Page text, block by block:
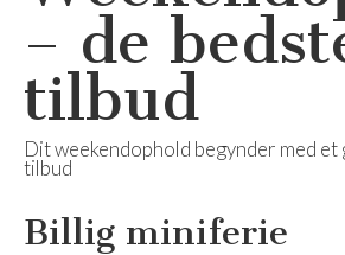
– de
tilbud
Dit weekendophold begynder med
tilbud
Billig miniferie